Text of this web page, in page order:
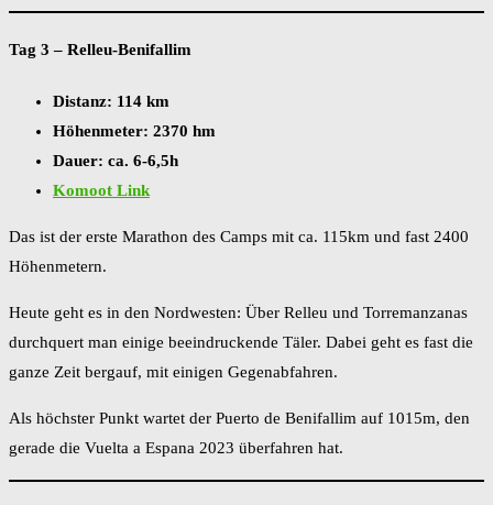
Tag 3 – Relleu-Benifallim
Distanz: 114 km
Höhenmeter: 2370 hm
Dauer: ca. 6-6,5h
Komoot Link
Das ist der erste Marathon des Camps mit ca. 115km und fast 2400
Höhenmetern.
Heute geht es in den Nordwesten: Über Relleu und Torremanzanas
durchquert man einige beeindruckende Täler. Dabei geht es fast die
ganze Zeit bergauf, mit einigen Gegenabfahren.
Als höchster Punkt wartet der Puerto de Benifallim auf 1015m, den
gerade die Vuelta a Espana 2023 überfahren hat.